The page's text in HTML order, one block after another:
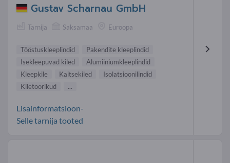
Gustav Scharnau GmbH
Tarnija Saksamaa Euroopa
Tööstuskleeplindid
Pakendite kleeplindid
Isekleepuvad kiled
Alumiiniumkleeplindid
Kleepkile
Kaitsekiled
Isolatsioonilindid
Kiletoorikud
...
Lisainformatsioon-
Selle tarnija tooted